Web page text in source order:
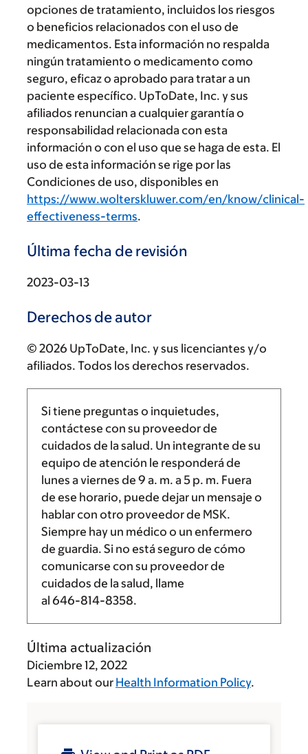
opciones de tratamiento, incluidos los riesgos
o beneficios relacionados con el uso de
medicamentos. Esta información no respalda
ningún tratamiento o medicamento como
seguro, eficaz o aprobado para tratar a un
paciente específico. UpToDate, Inc. y sus
afiliados renuncian a cualquier garantía o
responsabilidad relacionada con esta
información o con el uso que se haga de esta. El
uso de esta información se rige por las
Condiciones de uso, disponibles en
https://www.wolterskluwer.com/en/know/clinical-
effectiveness-terms.
Última fecha de revisión
2023-03-13
Derechos de autor
© 2026 UpToDate, Inc. y sus licenciantes y/o
afiliados. Todos los derechos reservados.
Si tiene preguntas o inquietudes,
contáctese con su proveedor de
cuidados de la salud. Un integrante de su
equipo de atención le responderá de
lunes a viernes de 9 a. m. a5 p. m. Fuera
de ese horario, puede dejar un mensaje o
hablar con otro proveedor de MSK.
Siempre hay un médico o un enfermero
de guardia. Si no está seguro de cómo
comunicarse con su proveedor de
cuidados de la salud, llame
al 646-814-8358.
Última actualización
Diciembre 12, 2022
Learn about our Health Information Policy.